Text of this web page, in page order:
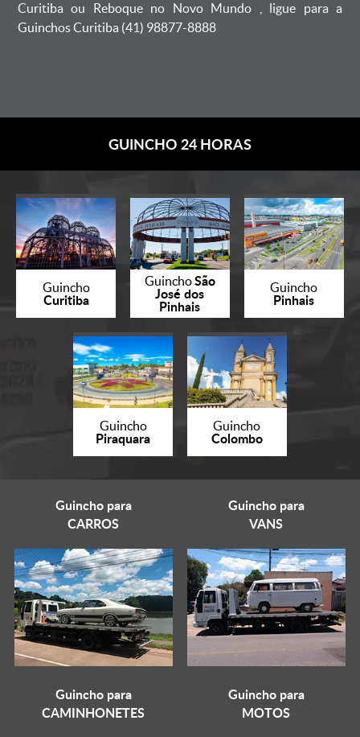
Curitiba ou Reboque no Novo Mundo , ligue para a
Guinchos Curitiba (41) 98877-8888
GUINCHO 24 HORAS
Guincho
Curitiba
GuinchoSão
José dos
Pinhais
Guincho
Pinhais
Guincho
Piraquara
Guincho
Colombo
Guincho para
CARROS
Guincho para
VANS
Guincho para
CAMINHONETES
Guincho para
MOTOS